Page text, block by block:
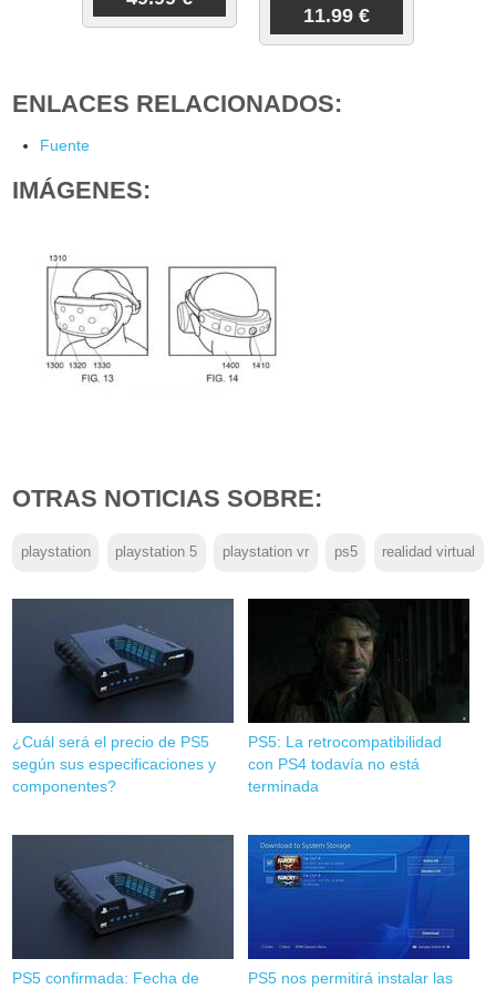
11.99 €
ENLACES RELACIONADOS:
Fuente
IMÁGENES:
OTRAS NOTICIAS SOBRE:
playstation playstation 5 playstation vr ps5 realidad virtual
¿Cuál será el precio de PS5
según sus especificaciones y
componentes?
PS5: La retrocompatibilidad
con PS4 todavía no está
terminada
PS5 confirmada: Fecha de PS5 nos permitirá instalar las